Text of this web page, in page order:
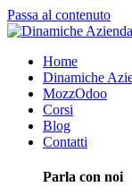
Passa al contenuto
Home
Dinamiche
MozzOdoo
Corsi
Blog
Contatti
Parla con noi